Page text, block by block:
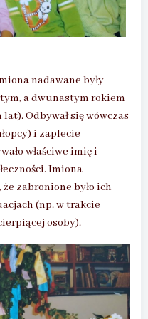
nadawane były
a dwunastym rokiem
Odbywał się wówczas
i zaplecie
właściwe imię i
Imiona
zabronione było ich
(np. w trakcie
osoby).